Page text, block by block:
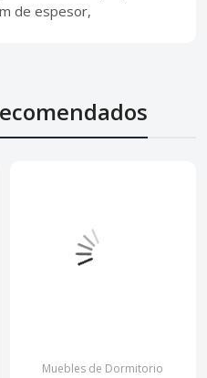
de espesor,
Muebles de Dormitorio